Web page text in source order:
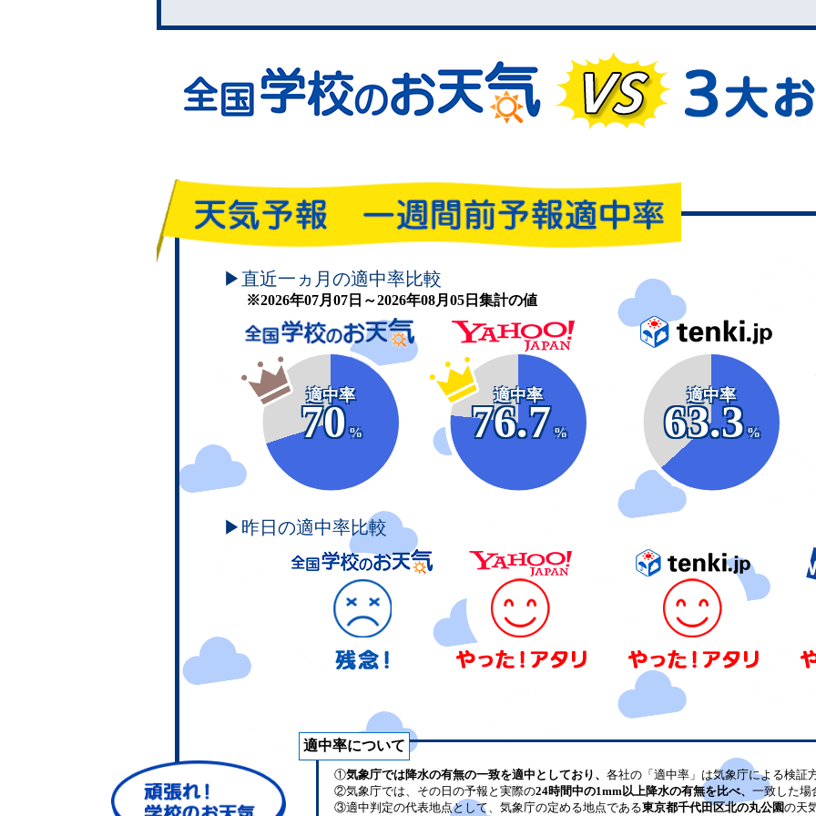
頑張れ！学校のお天気
▶直近一ヵ月の適中率比較
※2026年07月07日～2026年08月05日集計の値
適中率
70
%
適中率
76.7
%
適中率
63.3
%
▶昨日の適中率比較
適中率について
①気象庁では降水の有無の一致を適中としており、 各社の「適中率」は気象庁による検証
②気象庁では、その日の予報と実際の24時間中の1mm以上降水の有無を比べ、 一致した場
③適中判定の代表地点として、気象庁の定める地点である東京都千代田区北の丸公園の天